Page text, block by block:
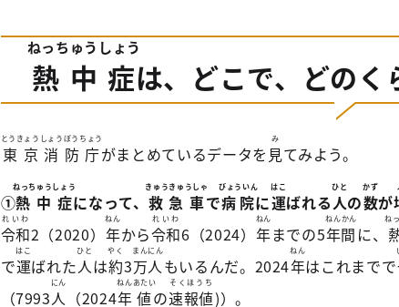
熱中症
ねっちゅうしょう
は、どこで、どのく
東京消防庁
とうきょうしょうぼうちょう
がまとめているデータを 見
み
てみよう。
①熱中症
ねっちゅうしょう
になって、 救急車
きゅうきゅうしゃ
で病院
びょういん
に運
はこ
ばれる 人
ひと
の数
かず
が
令和
れいわ
2（2020） 年
ねん
から令和
れいわ
6（2024） 年
ねん
までの5年間
ねんかん
に、
ね
で運
はこ
ばれた人
ひと
は約
やく
3万人
まんにん
もいるんだ。2024年
ねん
はこれまでで
（7993人
にん
（2024年
ねん
値
あたい
の速報値
そくほうち
)）。